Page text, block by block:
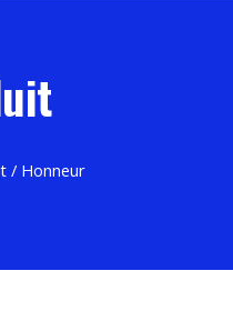
/ Honneur